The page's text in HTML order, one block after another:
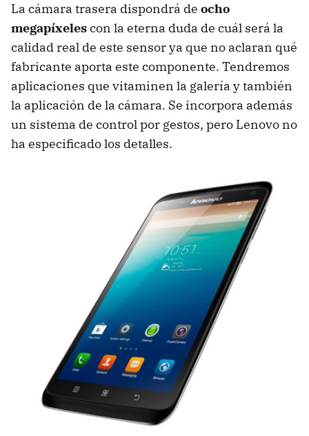
La cámara trasera dispondrá de ocho
megapíxelescon la eterna duda de cuál será la
calidad real de este sensor ya que no aclaran qué
fabricante aporta este componente. Tendremos
aplicaciones que vitaminen la galería y también
la aplicación de la cámara. Se incorpora además
un sistema de control por gestos, pero Lenovo no
ha especificado los detalles.